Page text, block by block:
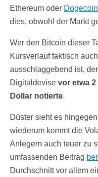
Ethereum oder Dogecoin
dies, obwohl der Markt
Wer den Bitcoin dieser
Kursverlauf faktisch
ausschlaggebend ist,
Digitaldevise vor etwa
Dollar notierte.
Düster sieht es
wiederum kommt die
Anlegern auch teuer zu
umfassenden Beitrag
Durchschnitt vor allem